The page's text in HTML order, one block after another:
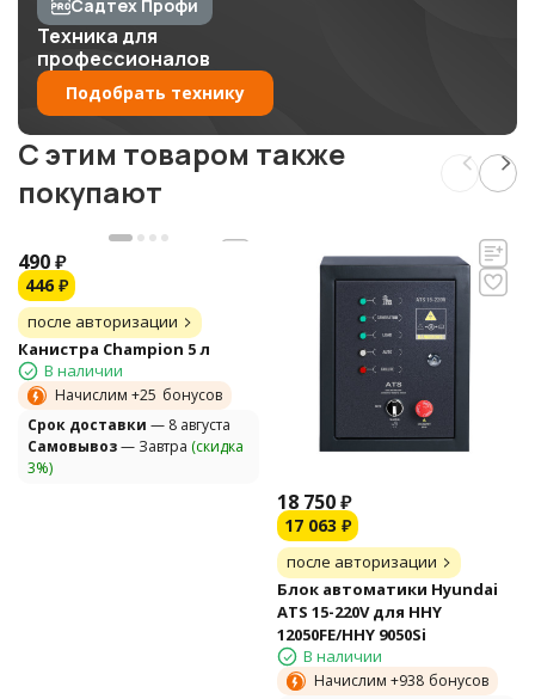
Садтех Профи
Техника для
профессионалов
Подобрать технику
C этим товаром также
покупают
490₽
446 ₽
после авторизации
Канистра Champion 5 л
В наличии
Начислим +25 бонусов
Cрок доставки — 8 августа
Самовывоз— Завтра (скидка
3%)
18 750 ₽
17 063 ₽
после авторизации
Блок автоматики Hyundai
ATS 15-220V для HHY
12050FE/HHY 9050Si
В наличии
Начислим +938 бонусов